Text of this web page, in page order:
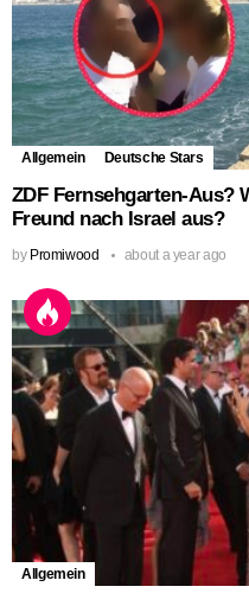
Allgemein Deutsche Stars
ZDF Fernsehgarten-Aus?
Freund nach Israel aus?
by Promiwood about a year ago
Allgemein